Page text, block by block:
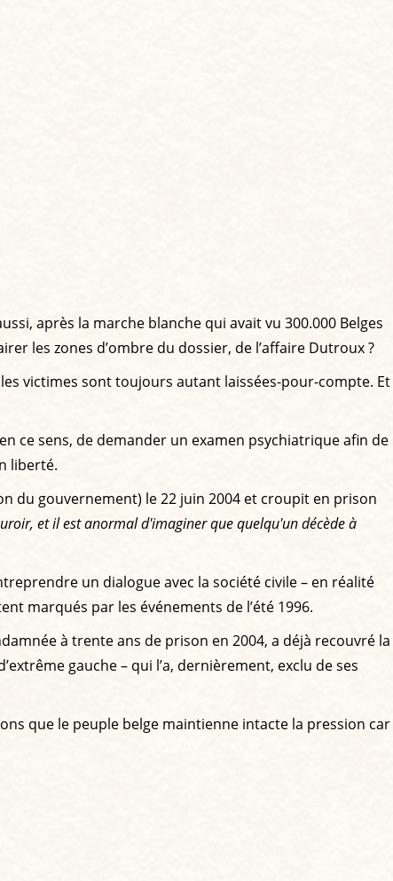
après la marche blanche qui avait vu 300.000 Belges
les zones d’ombre du dossier, de l’affaire Dutroux ?
victimes sont toujours autant laissées-pour-compte. Et
ce sens, de demander un examen psychiatrique afin de
liberté.
du gouvernement) le 22 juin 2004 et croupit en prison
et il est anormal d'imaginer que quelqu'un décède à
un dialogue avec la société civile – en réalité
marqués par les événements de l’été 1996.
à trente ans de prison en 2004, a déjà recouvré la
gauche – qui l’a, dernièrement, exclu de ses
que le peuple belge maintienne intacte la pression car